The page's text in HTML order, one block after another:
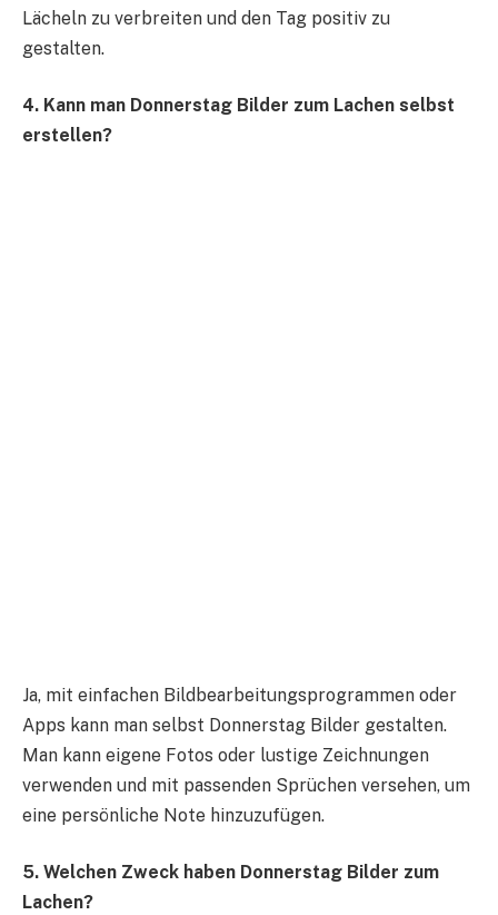
Lächeln zu verbreiten und den Tag positiv zu
gestalten.
4. Kann man Donnerstag Bilder zum Lachen selbst
erstellen?
Ja, mit einfachen Bildbearbeitungsprogrammen oder
Apps kann man selbst Donnerstag Bilder gestalten.
Man kann eigene Fotos oder lustige Zeichnungen
verwenden und mit passenden Sprüchen versehen, um
eine persönliche Note hinzuzufügen.
5. Welchen Zweck haben Donnerstag Bilder zum
Lachen?